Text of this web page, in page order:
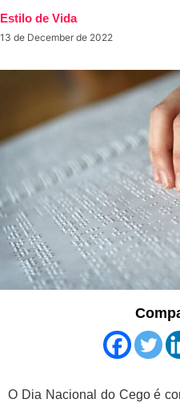
Estilo de Vida
13 de December de 2022
O Dia Nacional do Cego é